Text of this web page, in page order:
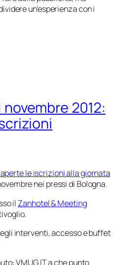
un’esperienza con i
novembre 2012:
le iscrizioni alla giornata
nei pressi di Bologna.
il Zanhotel & Meeting
interventi, accesso e buffet
VMUG IT a che punto